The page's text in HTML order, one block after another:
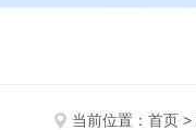
当前位置： 首页 >